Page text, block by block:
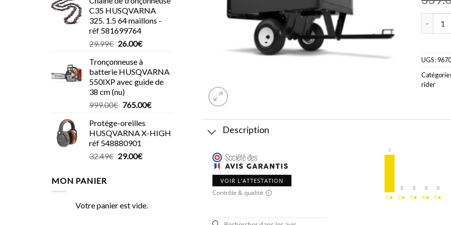
C35 HUSQVARNA
325. 1.5 64 maillons -
réf 581699764
29.99€ Le
initial
était :
29.99€.
26.00€Le
actuel
est :
26.00€.
Tronçonneuse à
batterie HUSQVARNA
550IXP avec guide de
38 cm (nu)
999.00€ Le
initial
était :
999.00€.
765.00€Le
est :
Protége-oreilles
HUSQVARNA X-HIGH
réf 548880901
32.49€ Le
29.00€Le
MON PANIER
Votre panier est vide.
UGS :
rider
Description
VOIR L'ATTESTATION
Contrôle & qualité
1
1★
0
2★
0
3★
0
4★
0
5★